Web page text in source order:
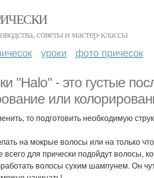
советы и мастер-классы
уроки фото причесок
"Halo" - это густые
или
то подготовить необходимую
на мокрые волосы или на только
всего для прически подойдут волосы,
волосы сухим шампунем. Он